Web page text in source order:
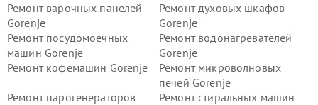
Ремонт варочных панелей
Gorenje
Ремонт духовых шкафов
Gorenje
Ремонт посудомоечных
машин Gorenje
Ремонт водонагревателей
Gorenje
Ремонт кофемашин Gorenje
Ремонт микроволновых
печей Gorenje
Ремонт парогенераторов
Ремонт стиральных машин